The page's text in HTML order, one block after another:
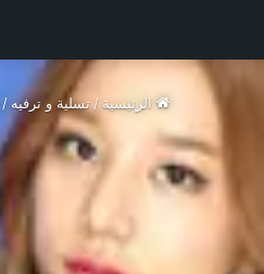
الرئيسية/ تسلية و ترفيه/